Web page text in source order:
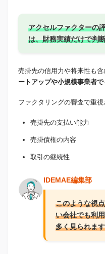
アクセルファクターの
は、財務実績だけで判
売掛先の信用力や将来性も含
ートアップや小規模事業者
ファクタリングの審査で重
売掛先の支払い能力
売掛債権の内容
取引の継続性
IDEMAE編集部
このような視
い会社でも利
多く見られま